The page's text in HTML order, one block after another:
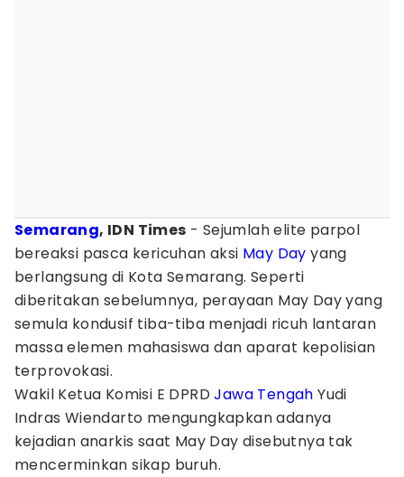
Semarang, IDN Times - Sejumlah elite parpol
bereaksi pasca kericuhan aksi May Day yang
berlangsung di Kota Semarang. Seperti
diberitakan sebelumnya, perayaan May Day yang
semula kondusif tiba-tiba menjadi ricuh lantaran
massa elemen mahasiswa dan aparat kepolisian
terprovokasi.
Wakil Ketua Komisi E DPRDJawa Tengah Yudi
Indras Wiendarto mengungkapkan adanya
kejadian anarkis saat May Day disebutnya tak
mencerminkan sikap buruh.